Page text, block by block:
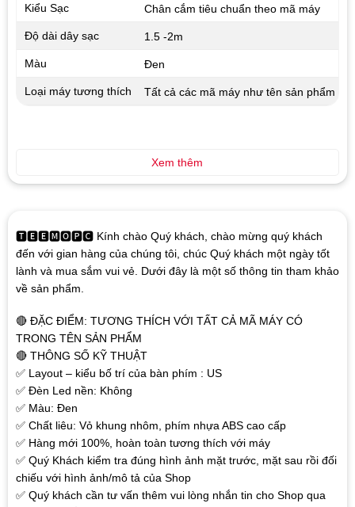
🆃🅴🅴🅼🅾🅿🅲 Kính chào Quý khách, chào mừng quý khách
đến với gian hàng của chúng tôi, chúc Quý khách một ngày tốt
lành và mua sắm vui vẻ. Dưới đây là một số thông tin tham khảo
về sản phẩm.
🔴 ĐẶC ĐIỂM: TƯƠNG THÍCH VỚI TẤT CẢ MÃ MÁY CÓ
TRONG TÊN SẢN PHẨM
🔴 THÔNG SỐ KỸ THUẬT
✅ Layout – kiểu bố trí của bàn phím : US
✅ Đèn Led nền: Không
✅ Màu: Đen
✅ Chất liêu: Vỏ khung nhôm, phím nhựa ABS cao cấp
✅ Hàng mới 100%, hoàn toàn tương thích với máy
✅ Quý Khách kiểm tra đúng hình ảnh mặt trước, mặt sau rồi đối
chiếu với hình ảnh/mô tả của Shop
✅ Quý khách cần tư vấn thêm vui lòng nhắn tin cho Shop qua
Kiểu Sạc Chân cắm tiêu chuẩn theo mã máy
Độ dài dây sạc 1.5 -2m
Màu Đen
Loại máy tương thích Tất cả các mã máy như tên sản phẩm
Xem thêm